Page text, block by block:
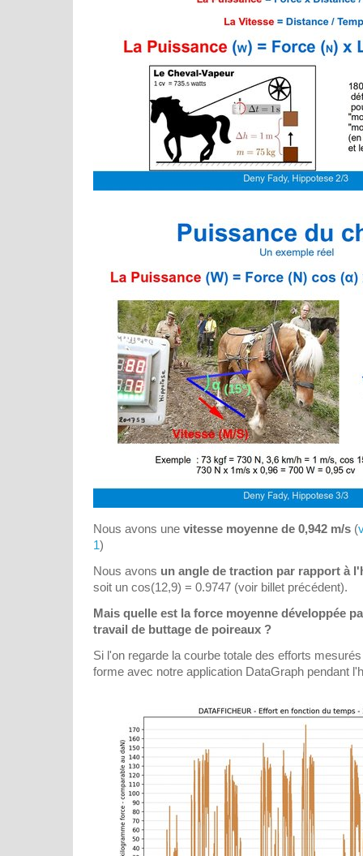
Nous avons une vitesse moyenne de 0,942 m/s (
1)
Nous avons un angle de traction par rapport à
soit un cos(12,9) = 0.9747 (voir billet précédent).
Mais quelle est la force moyenne développée
travail de buttage de poireaux ?
Si l'on regarde la courbe totale des efforts
forme avec notre application DataGraph pendant